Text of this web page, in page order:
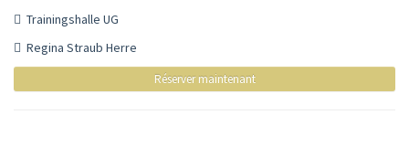
Trainingshalle UG
Regina Straub Herre
Réserver maintenant